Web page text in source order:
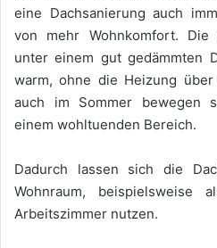
eine Dachsanierung auch
von mehr Wohnkomfort. Die
unter einem gut gedämmten
warm, ohne die Heizung
auch im Sommer bewegen
einem wohltuenden Bereich.
Dadurch lassen sich die
Wohnraum, beispielsweise
Arbeitszimmer nutzen.